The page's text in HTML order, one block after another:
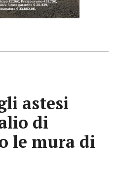
astesi
di
le mura di